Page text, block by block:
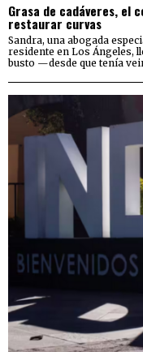
Grasa de cadáveres, el
restaurar curvas
Sandra, una abogada
residente en Los Ángeles,
busto —desde que tenía